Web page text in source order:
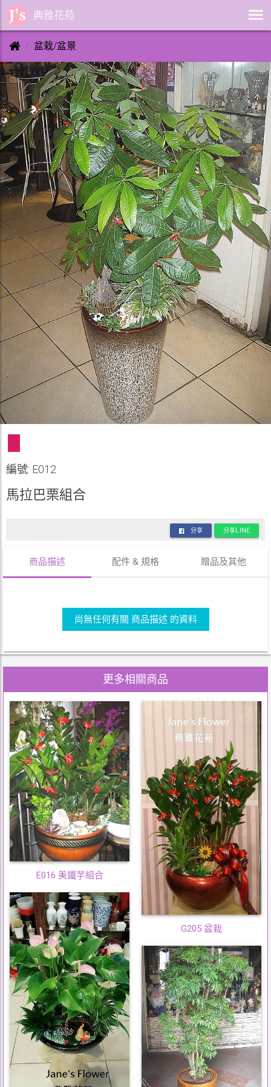
典雅花苑
盆栽/盆景
編號: E012
馬拉巴栗組合
分享 分享LINE
商品描述 配件 & 規格 贈品及其他
尚無任何有關 商品描述 的資料
更多相關商品
E016 美鐵芋組合
G205 盆栽